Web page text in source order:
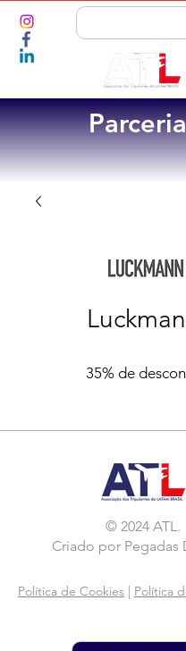
35% de
© 2024 ATL.
Criado por Pegadas
Política de Cookies | Política